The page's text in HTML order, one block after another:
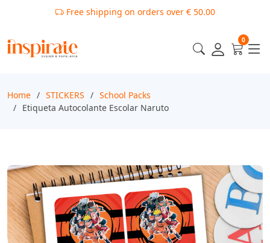
Free shipping on orders over € 50.00
0
Home STICKERS
School Packs
Etiqueta Autocolante Escolar Naruto